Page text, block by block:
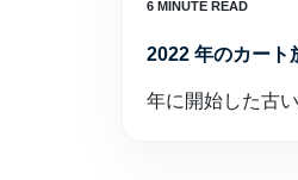
2022 年のカート
年に開始した古